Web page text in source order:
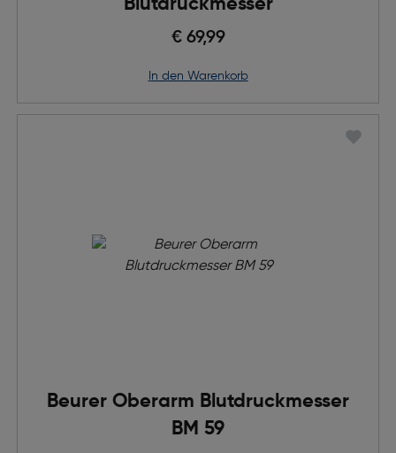
Blutdruckmesser
€ 69,99
in den Warenkorb
Beurer Oberarm Blutdruckmesser
BM 59